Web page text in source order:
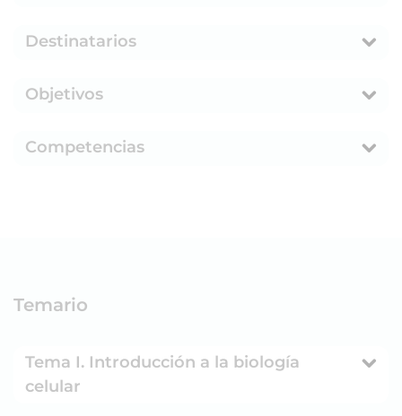
Destinatarios
Objetivos
Competencias
Temario
Tema I. Introducción a la biología
celular